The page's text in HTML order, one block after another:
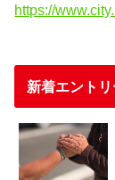
https://
新着エントリ